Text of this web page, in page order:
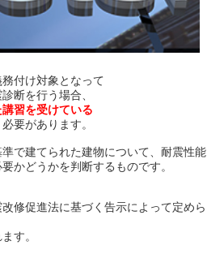
付け対象となって
断を行う場合、
習を受けている
要があります。
で建てられた建物について、耐震性能
かどうかを判断するものです。
修促進法に基づく告示によって定めら
す。